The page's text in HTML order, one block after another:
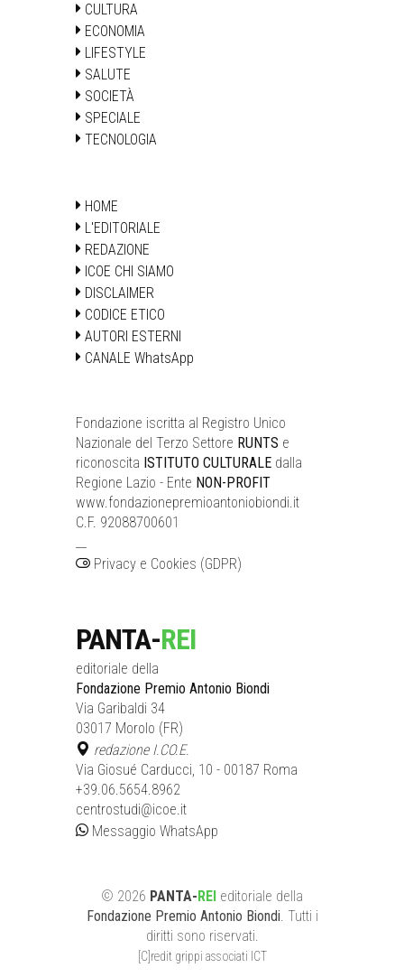
CULTURA
ECONOMIA
LIFESTYLE
SALUTE
SOCIETÀ
SPECIALE
TECNOLOGIA
HOME
L'EDITORIALE
REDAZIONE
ICOE CHI SIAMO
DISCLAIMER
CODICE ETICO
AUTORI ESTERNI
CANALE WhatsApp
Fondazione iscritta al Registro Unico
Nazionale del Terzo Settore RUNTS e
riconoscita ISTITUTO CULTURALE dalla
Regione Lazio - Ente NON-PROFIT
www.fondazionepremioantoniobiondi.it
C.F. 92088700601
Privacy e Cookies (GDPR)
PANTA-REI
editoriale della
Fondazione Premio Antonio Biondi
Via Garibaldi 34
03017 Morolo (FR)
redazione I.CO.E.
Via Giosué Carducci, 10 - 00187 Roma
+39.06.5654.8962
centrostudi@icoe.it
Messaggio WhatsApp
© 2026 PANTA-REI editoriale della
Fondazione Premio Antonio Biondi . Tutti i
diritti sono riservati.
[C]redit grippi associati ICT